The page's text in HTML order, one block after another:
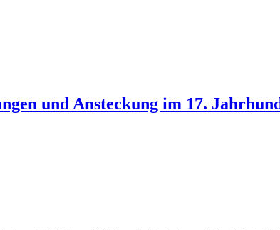
und Ansteckung im 17.